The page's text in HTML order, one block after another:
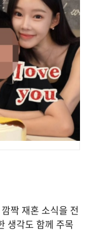
짝 재혼 소식을 전
생각도 함께 주목